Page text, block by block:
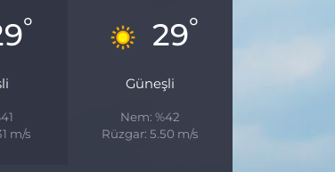
°
m/s
29°
Güneşli
Nem: %42
Rüzgar: 5.50 m/s